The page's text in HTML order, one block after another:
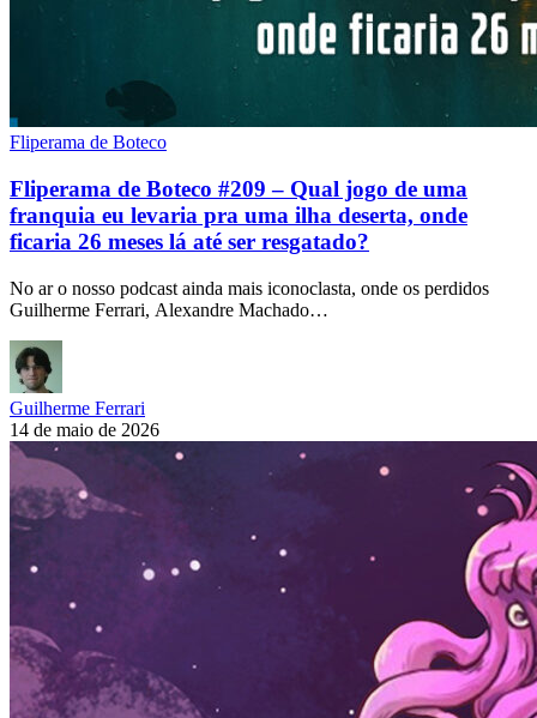
Fliperama de Boteco
Fliperama de Boteco #209 – Qual jogo de uma
franquia eu levaria pra uma ilha deserta, onde
ficaria 26 meses lá até ser resgatado?
No ar o nosso podcast ainda mais iconoclasta, onde os perdidos
Guilherme Ferrari, Alexandre Machado…
Guilherme Ferrari
14 de maio de 2026